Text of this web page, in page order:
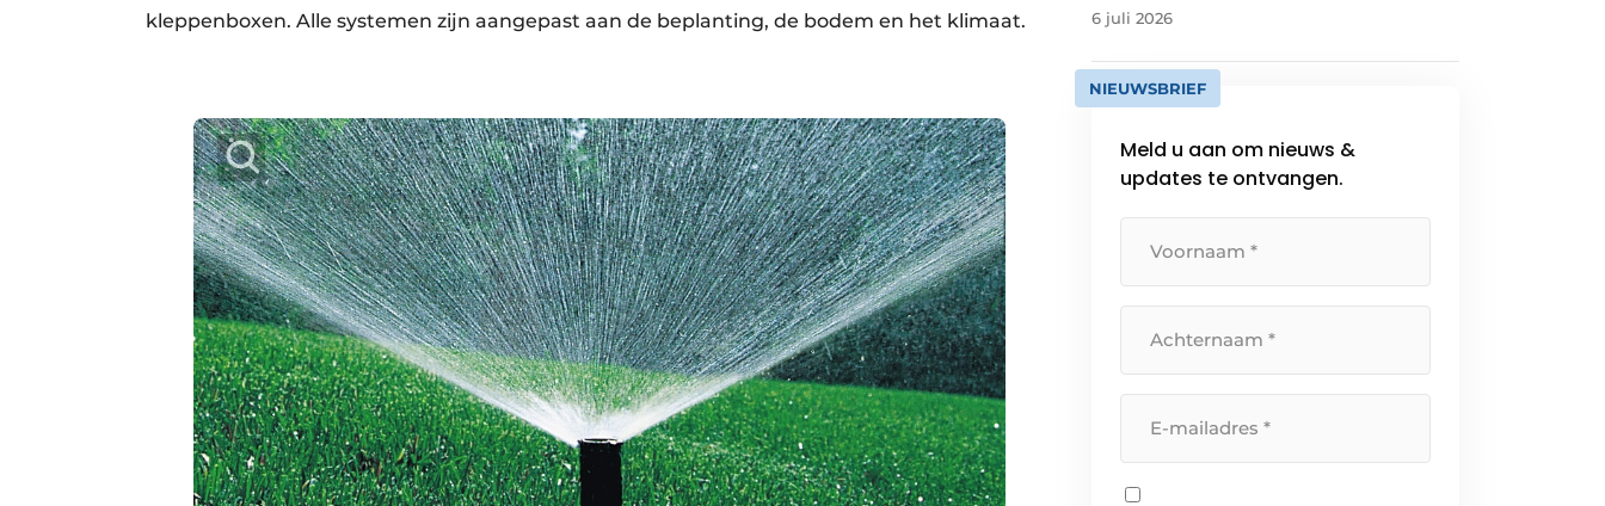
kleppenboxen. Alle systemen zijn aangepast aan de beplanting, de bodem en het klimaat.
6 juli 2026
NIEUWSBRIEF
Meld u aan om nieuws &
updates te ontvangen.